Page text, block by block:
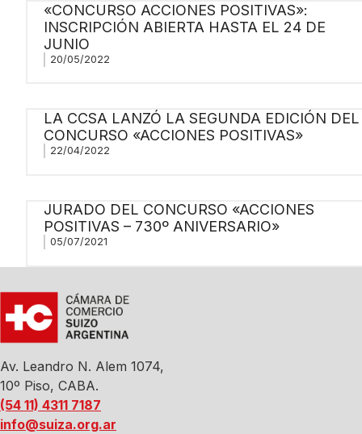
«CONCURSO ACCIONES POSITIVAS»:
INSCRIPCIÓN ABIERTA HASTA EL 24 DE
JUNIO
20/05/2022
LA CCSA LANZÓ LA SEGUNDA EDICIÓN DEL
CONCURSO «ACCIONES POSITIVAS»
22/04/2022
JURADO DEL CONCURSO «ACCIONES
POSITIVAS – 730º ANIVERSARIO»
05/07/2021
Av. Leandro N. Alem 1074,
10º Piso, CABA.
(54 11) 4311 7187
info@suiza.org.ar